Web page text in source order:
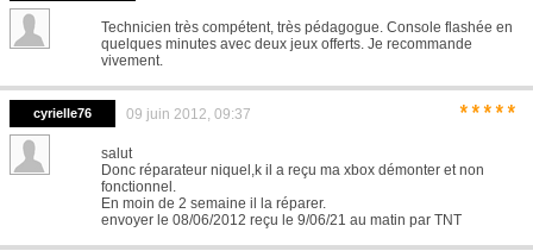
Technicien très compétent, très pédagogue. Console flashée en
quelques minutes avec deux jeux offerts. Je recommande
vivement.
cyrielle76 09 juin 2012, 09:37 *****
salut
Donc réparateur niquel,k il a reçu ma xbox démonter et non
fonctionnel.
En moin de 2 semaine il la réparer.
envoyer le 08/06/2012 reçu le 9/06/21 au matin par TNT